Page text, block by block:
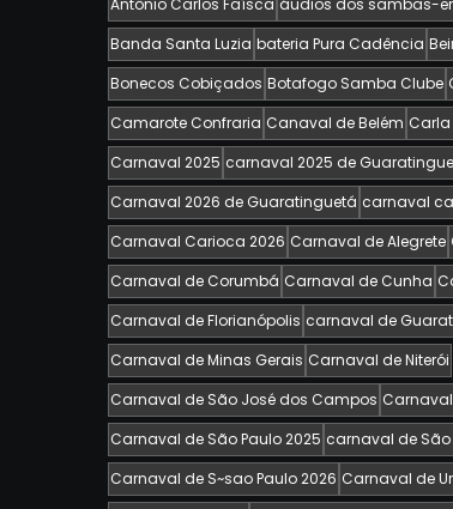
Antônio Carlos Faísca áudios dos sambas-
Banda Santa Luzia bateria Pura Cadência
Bonecos Cobiçados Botafogo Samba Clube
Camarote Confraria Canaval de Belém Carla
Carnaval 2025 carnaval 2025 de
Carnaval 2026 de Guaratinguetá carnaval
Carnaval Carioca 2026 Carnaval de Alegrete
Carnaval de Corumbá Carnaval de Cunha
Carnaval de Florianópolis carnaval de
Carnaval de Minas Gerais Carnaval de Niterói
Carnaval de São José dos Campos
Carnaval de São Paulo 2025 carnaval de São
Carnaval de S~sao Paulo 2026 Carnaval de